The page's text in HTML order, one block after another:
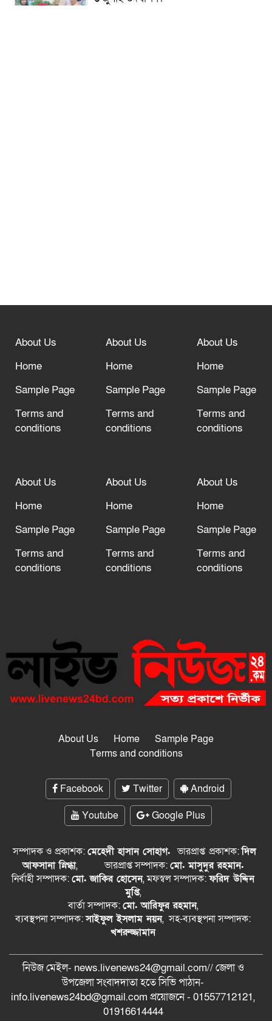
“অসহযোগ” আন্দোলনের হুমকি
দরজা খোলা রেখেছেন
About Us
Home
Sample Page
Terms and
conditions
About Us
Home
Sample Page
Terms and
conditions
About Us
Home
Sample Page
Terms and
conditions
About Us
Home
Sample Page
Terms and
conditions
About Us
Home
Sample Page
Terms and
conditions
About Us
Home
Sample Page
Terms and
conditions
About Us Home
Sample Page
Terms and conditions
Facebook Twitter
Android
Youtube
Google Plus
সম্পাদক ও প্রকাশক:মেহেদী হাসান সোহাগ.ভারপ্রাপ্ত প্রকাশক:দিল
আফসানা স্নিগ্ধা, ভারপ্রাপ্ত সম্পাদক:মো. মাসুদুর রহমান.
নির্বাহী সম্পাদক:মো. জাকির হোসেন, মফস্বল সম্পাদক:ফরিদ উদ্দিন
মুপ্তি,
বার্তা সম্পাদক:মো. আরিফুর রহমান,
ব্যবস্থপনা সম্পাদক:সাইফুল ইসলাম নয়ন, সহ-ব্যবস্থপনা সম্পাদক:
খশরুজ্জামান
নিউজ মেইল- news.livenews24@gmail.com// জেলা ও
‍উপজেলা সংবাদদাতা হতে সিভি পাঠান-
info.livenews24bd@gmail.com প্রয়োজনে - 01557712121,
01916614444